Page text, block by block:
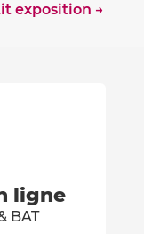
exposition →
ligne
BAT